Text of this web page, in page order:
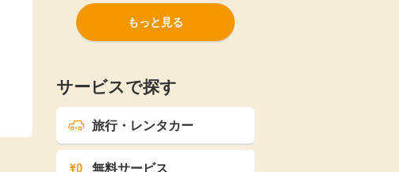
もっと見る
サービスで探す
旅行・レンタカー
無料サービス